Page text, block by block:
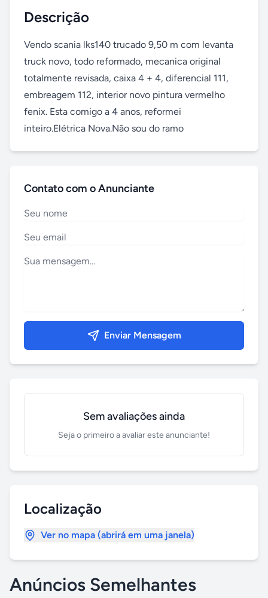
Descrição
Vendo scania lks140 trucado 9,50 m com levanta
truck novo, todo reformado, mecanica original
totalmente revisada, caixa 4 + 4, diferencial 111,
embreagem 112, interior novo pintura vermelho
fenix. Esta comigo a 4 anos, reformei
inteiro.Elétrica Nova.Não sou do ramo
Contato com o Anunciante
Enviar Mensagem
Sem avaliações ainda
Seja o primeiro a avaliar este anunciante!
Localização
Ver no mapa (abrirá em uma janela)
Anúncios Semelhantes